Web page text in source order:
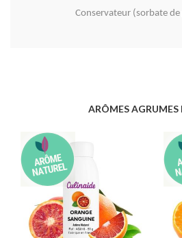
Conservateur (sorbate
ARÔMES AGRUMES